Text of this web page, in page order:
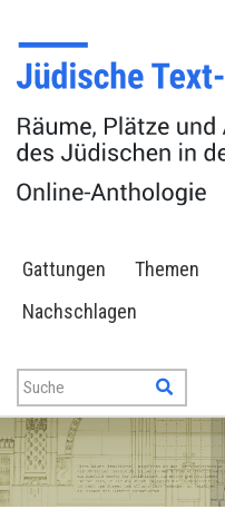
Gattungen Themen
Nachschlagen